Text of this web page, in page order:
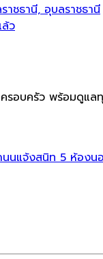
าชธานี, อุบลราชธานี
ว
รอบครัว พร้อมดูแ
นแจ้งสนิท 5 ห้องน